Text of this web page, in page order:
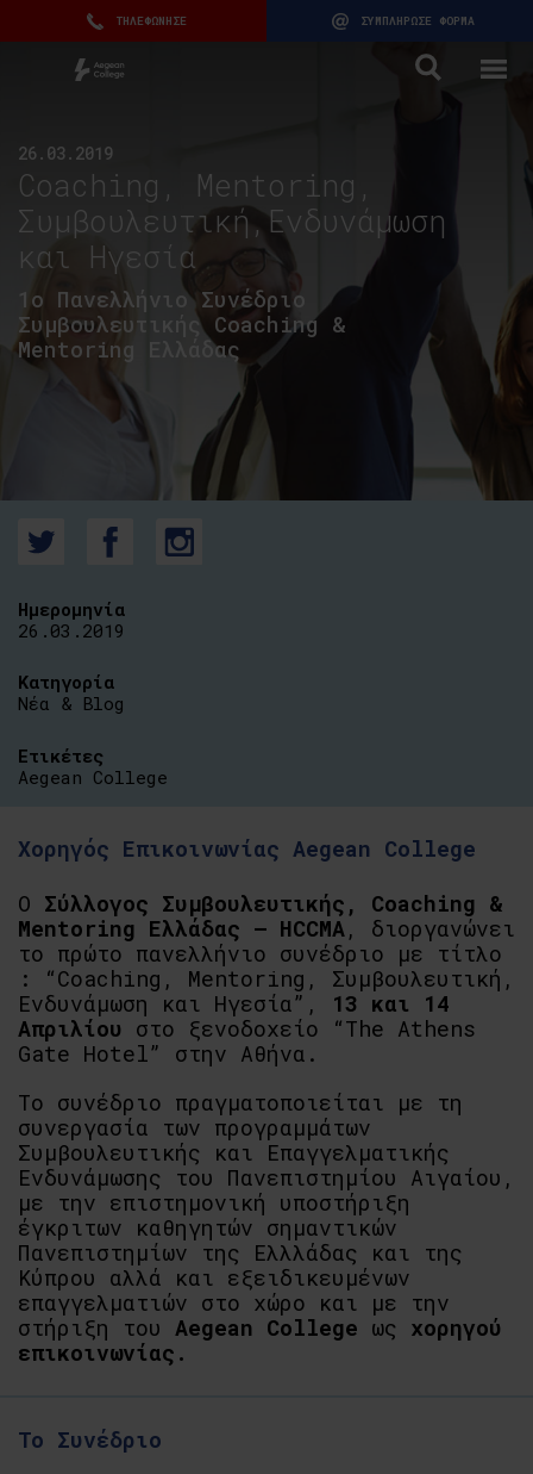
ΤΗΛΕΦΩΝΗΣΕ ΣΥΜΠΛΗΡΩΣΕ ΦΟΡΜΑ
26.03.2019
Coaching, Mentoring,
Συμβουλευτική,Ενδυνάμωση
και Ηγεσία
1o Πανελλήνιο Συνέδριο
Συμβουλευτικής Coaching &
Mentoring Ελλάδας
Χορηγός Επικοινωνίας Aegean College
Ο Σύλλογος Συμβουλευτικής, Coaching &
Mentoring Ελλάδας – HCCMA, διοργανώνει
το πρώτο πανελλήνιο συνέδριο με τίτλο
: “Coaching, Mentoring, Συμβουλευτική,
Ενδυνάμωση και Ηγεσία”, 13 και 14
Απριλίου στο ξενοδοχείο “The Athens
Gate Hotel” στην Αθήνα.
Το συνέδριο πραγματοποιείται με τη
συνεργασία των προγραμμάτων
Συμβουλευτικής και Επαγγελματικής
Ενδυνάμωσης του Πανεπιστημίου Αιγαίου,
με την επιστημονική υποστήριξη
έγκριτων καθηγητών σημαντικών
Πανεπιστημίων της Ελλλάδας και της
Κύπρου αλλά και εξειδικευμένων
επαγγελματιών στο χώρο και με την
στήριξη του Aegean College ως χορηγού
επικοινωνίας.
Το Συνέδριο
Ημερομηνία
26.03.2019
Κατηγορία
Νέα & Blog
Ετικέτες
Aegean College